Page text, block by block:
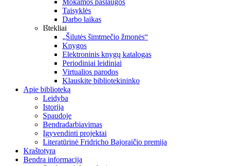
Mokamos paslaugos
Taisyklės
Darbo laikas
Ištekliai
„Šilutės šimtmečio žmonės“
Knygos
Elektroninis knygų katalogas
Periodiniai leidiniai
Virtualios parodos
Klauskite bibliotekininko
Apie biblioteką
Leidyba
Istorija
Spaudoje
Bendradarbiavimas
Įgyvendinti projektai
Literatūrinė Fridricho Bajoraičio premija
Kraštotyra
Bendra informacija